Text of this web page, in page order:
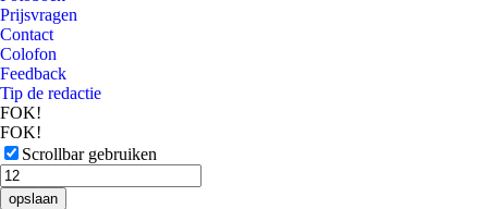
Prijsvragen
Contact
Colofon
Feedback
Tip de redactie
FOK!
FOK!
Scrollbar gebruiken
opslaan